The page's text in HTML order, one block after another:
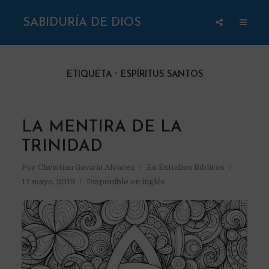
SABIDURÍA DE DIOS
ETIQUETA ESPÍRITUS SANTOS
LA MENTIRA DE LA
TRINIDAD
Por Christian Gaviria Alvarez En Estudios Bíblicos
17 mayo, 2019
Disponible en inglés